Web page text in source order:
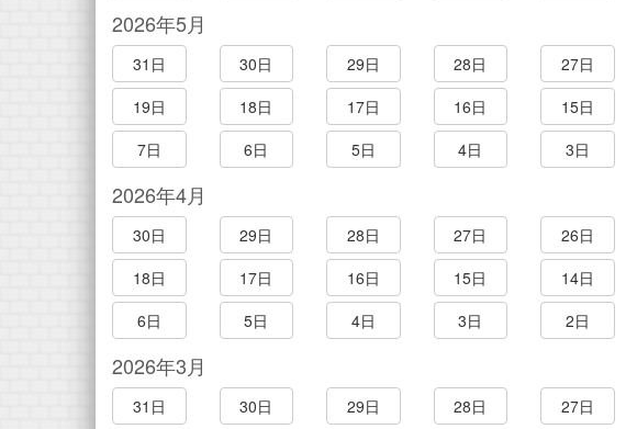
2026年5月
31日 30日 29日 28日 27日
19日
18日 17日 16日 15日
7日
6日 5日 4日 3日
2026年4月
30日 29日 28日 27日 26日
18日
17日 16日 15日 14日
6日
5日 4日 3日 2日
2026年3月
31日 30日 29日 28日 27日